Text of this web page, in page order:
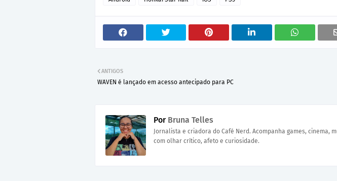
ANTIGOS
WAVEN é lançado em acesso antecipado para PC
PorBruna Telles
Jornalista e criadora do Café Nerd. Acompanha games, cinema,
com olhar crítico, afeto e curiosidade.